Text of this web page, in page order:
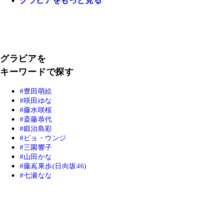
グラビアを
キーワードで探す
豊田萌絵
咲田ゆな
藤水咲桜
斎藤恭代
鍛治島彩
ピョ・ウンジ
三園響子
山田かな
藤嶌果歩(日向坂46)
七瀬なな